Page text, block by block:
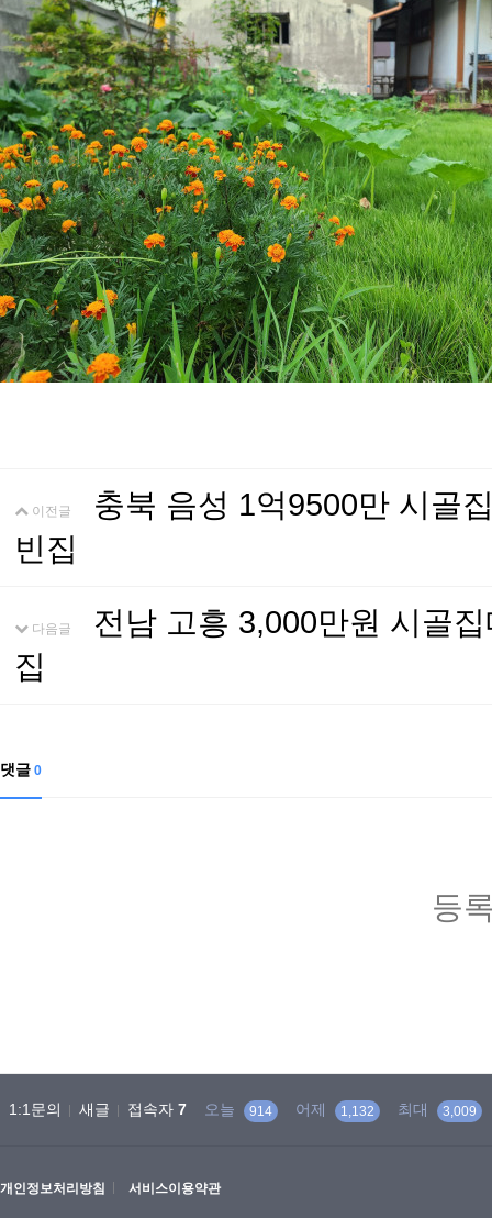
이전글
충북 음성 1억9500만 시골
빈집
다음글
전남 고흥 3,000만원 시골
집
댓글 0
등
1:1문의 새글 접속자 7 오늘 914 어제 1,132 최대 3,009
개인정보처리방침 서비스이용약관